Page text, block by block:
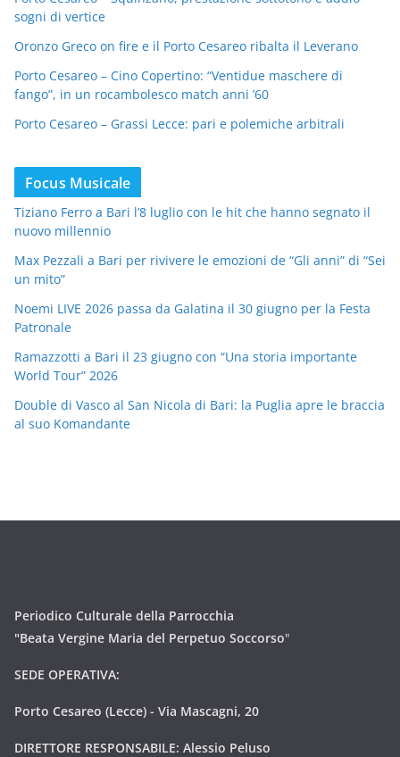
sogni di vertice
Oronzo Greco on fire e il Porto Cesareo ribalta il Leverano
Porto Cesareo – Cino Copertino: “Ventidue maschere di
fango”, in un rocambolesco match anni ’60
Porto Cesareo – Grassi Lecce: pari e polemiche arbitrali
Focus Musicale
Tiziano Ferro a Bari l’8 luglio con le hit che hanno segnato il
nuovo millennio
Max Pezzali a Bari per rivivere le emozioni de “Gli anni” di “Sei
un mito”
Noemi LIVE 2026 passa da Galatina il 30 giugno per la Festa
Patronale
Ramazzotti a Bari il 23 giugno con “Una storia importante
World Tour” 2026
Double di Vasco al San Nicola di Bari: la Puglia apre le braccia
al suo Komandante
Periodico Culturale della Parrocchia
"Beata Vergine Maria del Perpetuo Soccorso"
SEDE OPERATIVA:
Porto Cesareo (Lecce) - Via Mascagni, 20
DIRETTORE RESPONSABILE: Alessio Peluso